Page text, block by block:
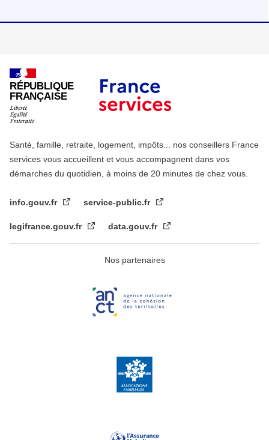
RÉPUBLIQUE
FRANÇAISE
Santé, famille, retraite, logement, impôts... nos conseillers France
services vous accueillent et vous accompagnent dans vos
démarches du quotidien, à moins de 20 minutes de chez vous.
info.gouv.fr service-public.fr
legifrance.gouv.fr data.gouv.fr
Nos partenaires